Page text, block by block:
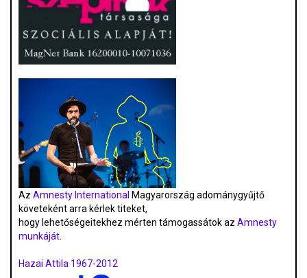
Az Amnesty International Magyarország adománygyűjtő
követeként arra kérlek titeket,
hogy lehetőségeitekhez mérten támogassátok az Amnesty
munkáját.
Hazai Attila 1967-2012